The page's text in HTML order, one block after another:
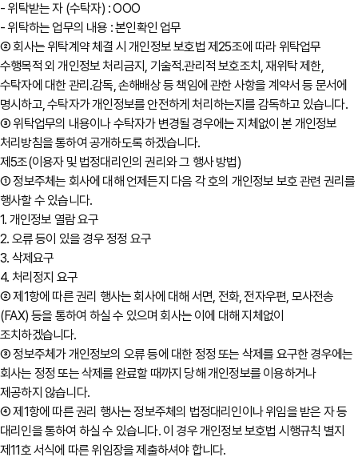
- 위탁받는 자 (수탁자) : OOO
- 위탁하는 업무의 내용 : 본인확인 업무
② 회사는 위탁계약 체결 시 개인정보 보호법 제25조에 따라 위탁업무
수행목적 외 개인정보 처리금지, 기술적․관리적 보호조치, 재위탁 제한,
수탁자에 대한 관리․감독, 손해배상 등 책임에 관한 사항을 계약서 등 문서에
명시하고, 수탁자가 개인정보를 안전하게 처리하는지를 감독하고 있습니다.
③ 위탁업무의 내용이나 수탁자가 변경될 경우에는 지체없이 본 개인정보
처리방침을 통하여 공개하도록 하겠습니다.
제5조(이용자 및 법정대리인의 권리와 그 행사 방법)
① 정보주체는 회사에 대해 언제든지 다음 각 호의 개인정보 보호 관련 권리를
행사할 수 있습니다.
1. 개인정보 열람 요구
2. 오류 등이 있을 경우 정정 요구
3. 삭제요구
4. 처리정지 요구
② 제1항에 따른 권리 행사는 회사에 대해 서면, 전화, 전자우편, 모사전송
(FAX) 등을 통하여 하실 수 있으며 회사는 이에 대해 지체없이
조치하겠습니다.
③ 정보주체가 개인정보의 오류 등에 대한 정정 또는 삭제를 요구한 경우에는
회사는 정정 또는 삭제를 완료할 때까지 당해 개인정보를 이용하거나
제공하지 않습니다.
④ 제1항에 따른 권리 행사는 정보주체의 법정대리인이나 위임을 받은 자 등
대리인을 통하여 하실 수 있습니다. 이 경우 개인정보 보호법 시행규칙 별지
제11호 서식에 따른 위임장을 제출하셔야 합니다.